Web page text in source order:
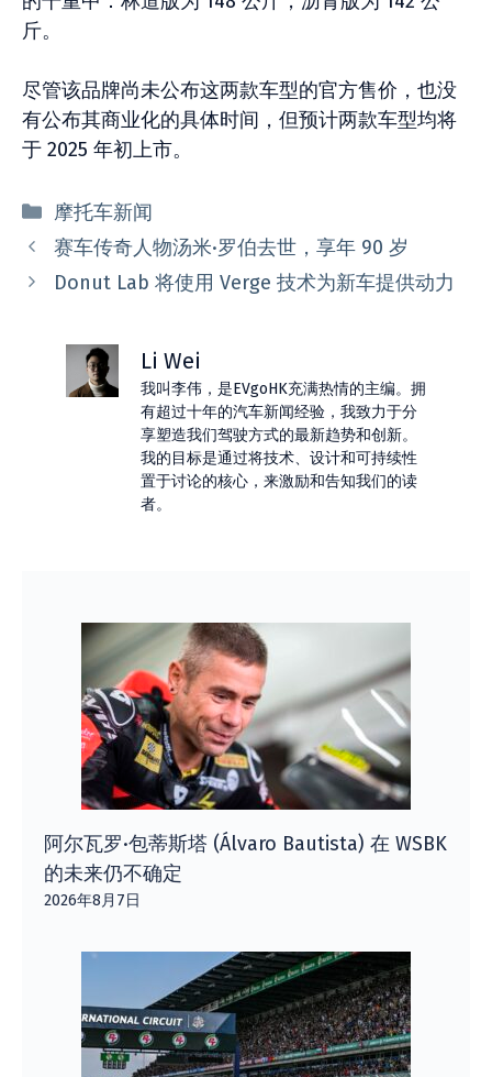
斤。
尽管该品牌尚未公布这两款车型的官方售价，也没
有公布其商业化的具体时间，但预计两款车型均将
于 2025 年初上市。
分
类
摩托车新闻
赛车传奇人物汤米·罗伯去世，享年 90 岁
Donut Lab 将使用 Verge 技术为新车提供动力
Li Wei
我叫李伟，是EVgoHK充满热情的主编。拥
有超过十年的汽车新闻经验，我致力于分
享塑造我们驾驶方式的最新趋势和创新。
我的目标是通过将技术、设计和可持续性
置于讨论的核心，来激励和告知我们的读
者。
阿尔瓦罗·包蒂斯塔 (Álvaro Bautista) 在 WSBK
的未来仍不确定
2026年8月7日